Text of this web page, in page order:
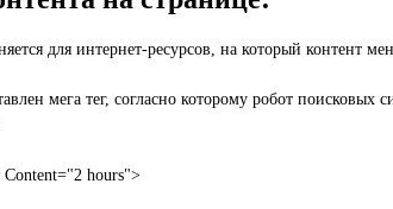
для интернет-ресурсов, на который контент
мега тег, согласно которому робот
hours">